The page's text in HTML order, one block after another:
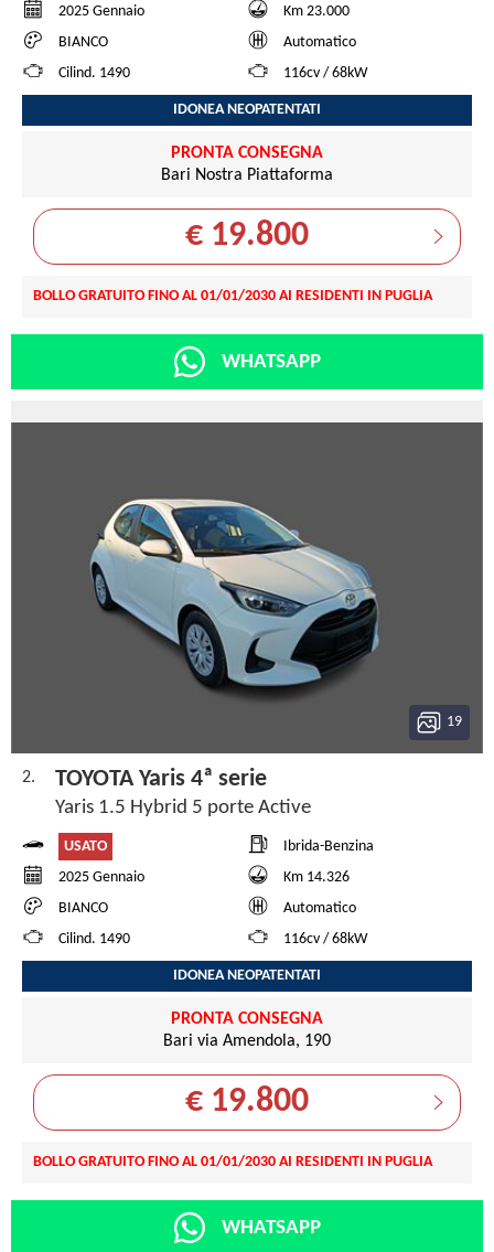
2025 Gennaio
Km 23.000
BIANCO
Automatico
Cilind. 1490
116cv / 68kW
IDONEA NEOPATENTATI
PRONTA CONSEGNA
Bari Nostra Piattaforma
€ 19.800
BOLLO GRATUITO FINO AL 01/01/2030 AI RESIDENTI IN PUGLIA
WHATSAPP
19
2. TOYOTA Yaris 4ª serie
Yaris 1.5 Hybrid 5 porte Active
USATO
Ibrida-Benzina
2025 Gennaio
Km 14.326
BIANCO
Automatico
Cilind. 1490
116cv / 68kW
IDONEA NEOPATENTATI
PRONTA CONSEGNA
Bari via Amendola, 190
€ 19.800
BOLLO GRATUITO FINO AL 01/01/2030 AI RESIDENTI IN PUGLIA
WHATSAPP